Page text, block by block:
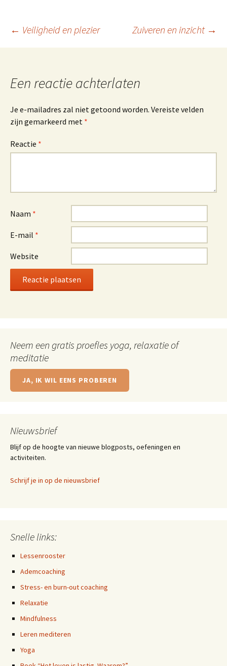
Berichtnavigatie
← Veiligheid en plezier Zuiveren en inzicht →
Een reactie achterlaten
Je e-mailadres zal niet getoond worden. Vereiste velden
zijn gemarkeerd met *
Reactie *
Naam *
E-mail *
Website
Neem een gratis proefles yoga, relaxatie of
meditatie
JA, IK WIL EENS PROBEREN
Nieuwsbrief
Blijf op de hoogte van nieuwe blogposts, oefeningen en
activiteiten.
Schrijf je in op de nieuwsbrief
Snelle links:
Lessenrooster
Ademcoaching
Stress- en burn-out coaching
Relaxatie
Mindfulness
Leren mediteren
Yoga